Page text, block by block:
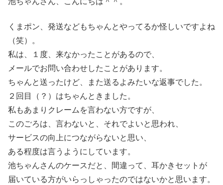
くまポン、発送などもちゃんとやってるか怪しいですよね
（笑）。
私は、１度、来なかったことがあるので、
メールでお問い合わせしたことがあります。
ちゃんと送ったけど、また送るよみたいな返事でした。
２回目（？）はちゃんときました。
私もあまりクレームを言わない方ですが、
このごろは、言わないと、それでよいと思われ、
サービスの向上につながらないと思い、
ある程度は言うようにしています。
池ちゃんさんのケースだと、間違って、耳かきセットが
届いている方がいらっしゃったのではないかと思います。